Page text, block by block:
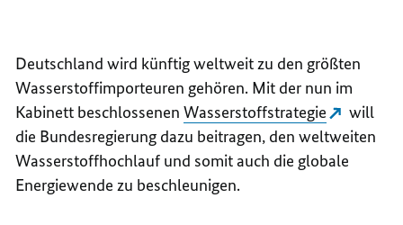
Deutschland wird künftig weltweit zu den größten
Wasserstoffimporteuren gehören. Mit der nun im
Kabinett beschlossenenWasserstoffstrategie
will
die Bundesregierung dazu beitragen, den weltweiten
Wasserstoffhochlauf und somit auch die globale
Energiewende zu beschleunigen.